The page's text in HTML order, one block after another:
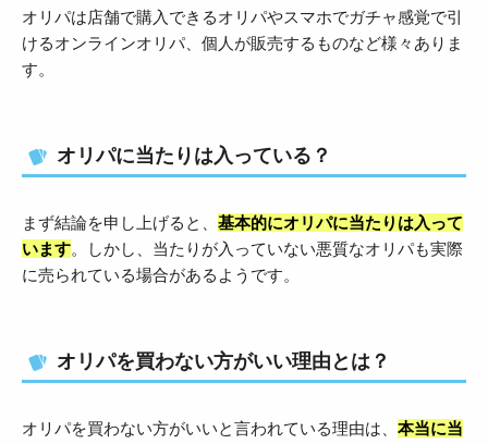
オリパは店舗で購入できるオリパやスマホでガチャ感覚で引
けるオンラインオリパ、個人が販売するものなど様々ありま
す。
オリパに当たりは入っている？
まず結論を申し上げると、 基本的にオリパに当たりは入って
います。しかし、当たりが入っていない悪質なオリパも実際
に売られている場合があるようです。
オリパを買わない方がいい理由とは？
オリパを買わない方がいいと言われている理由は、 本当に当